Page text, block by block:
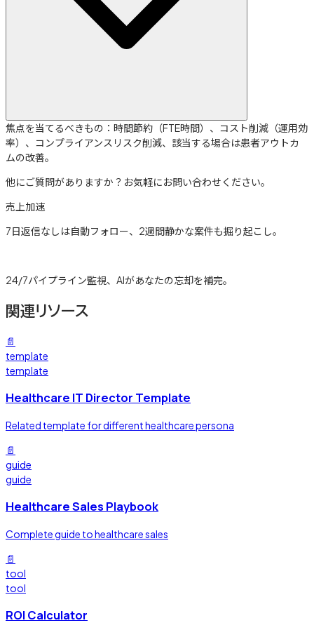
焦点を当てるべきもの：時間節約（FTE時間）、コスト削減（運用効
率）、コンプライアンスリスク削減、該当する場合は患者アウトカ
ムの改善。
他にご質問がありますか？お気軽にお問い合わせください。
売上加速
7日返信なしは自動フォロー、2週間静かな案件も掘り起こし。
24/7パイプライン監視、AIがあなたの忘却を補完。
関連リソース
📄
template
template
Healthcare IT Director Template
Related template for different healthcare persona
📄
guide
guide
Healthcare Sales Playbook
Complete guide to healthcare sales
📄
tool
tool
ROI Calculator